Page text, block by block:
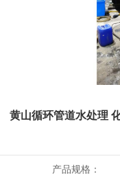
黄山循环管道水处理
产品规格：